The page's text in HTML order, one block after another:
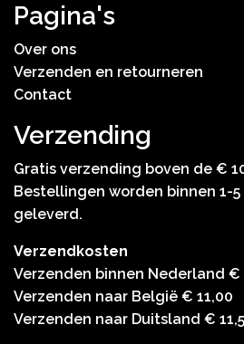
Pagina's
Over ons
Verzenden en retourneren
Contact
Verzending
Gratis verzending boven de €
Bestellingen worden binnen 1-
geleverd.
Verzendkosten
Verzenden binnen Nederland €
Verzenden naar België € 11,00
Verzenden naar Duitsland €